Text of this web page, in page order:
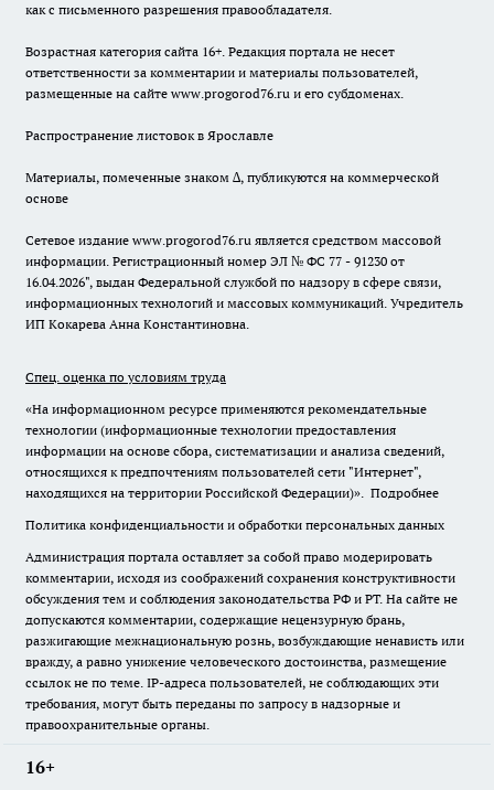
как с письменного разрешения правообладателя.
Возрастная категория сайта 16+. Редакция портала не несет
ответственности за комментарии и материалы пользователей,
размещенные на сайте www.progorod76.ru и его субдоменах.
Распространение листовок в Ярославле
Материалы, помеченные знаком ∆, публикуются на коммерческой
основе
Сетевое издание www.progorod76.ru является средством массовой
информации. Регистрационный номер ЭЛ № ФС 77 - 91230 от
16.04.2026", выдан Федеральной службой по надзору в сфере связи,
информационных технологий и массовых коммуникаций. Учредитель
ИП Кокарева Анна Константиновна.
Спец. оценка по условиям труда
«На информационном ресурсе применяются рекомендательные
технологии (информационные технологии предоставления
информации на основе сбора, систематизации и анализа сведений,
относящихся к предпочтениям пользователей сети "Интернет",
находящихся на территории Российской Федерации)». Подробнее
Политика конфиденциальности и обработки персональных данных
Администрация портала оставляет за собой право модерировать
комментарии, исходя из соображений сохранения конструктивности
обсуждения тем и соблюдения законодательства РФ и РТ. На сайте не
допускаются комментарии, содержащие нецензурную брань,
разжигающие межнациональную рознь, возбуждающие ненависть или
вражду, а равно унижение человеческого достоинства, размещение
ссылок не по теме. IP-адреса пользователей, не соблюдающих эти
требования, могут быть переданы по запросу в надзорные и
правоохранительные органы.
16+